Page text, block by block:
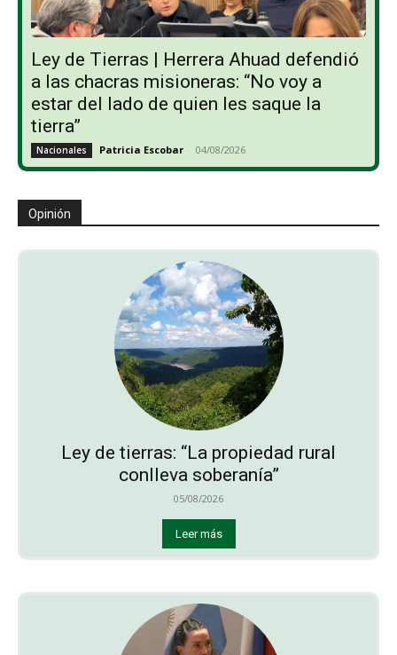
Ley de Tierras | Herrera Ahuad defendió
a las chacras misioneras: “No voy a
estar del lado de quien les saque la
tierra”
Nacionales Patricia Escobar - 04/08/2026
Opinión
Ley de tierras: “La propiedad rural
conlleva soberanía”
05/08/2026
Leer más